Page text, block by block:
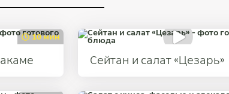
10 мин
Сейтан и салат «Цезарь»